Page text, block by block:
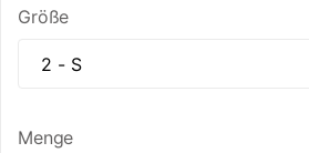
Größe
Menge